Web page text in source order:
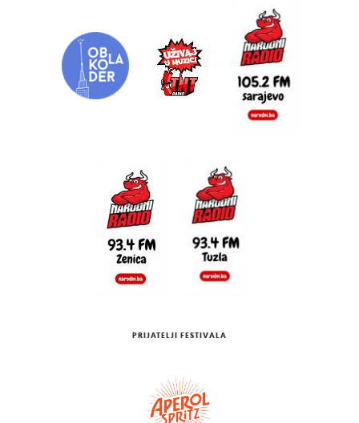
PRIJATELJI FESTIVALA